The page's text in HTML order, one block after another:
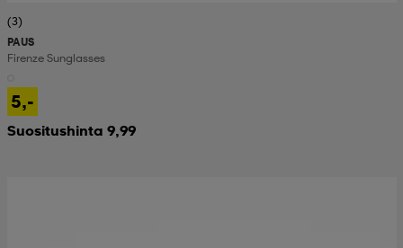
(3)
PAUS
Firenze Sunglasses
5,-
Suositushinta 9,99